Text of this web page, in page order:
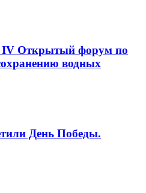
IV Открытый форум по
водных
День Победы.